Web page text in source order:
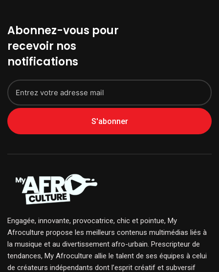
Abonnez-vous pour
recevoir nos
notifications
S'abonner
Engagée, innovante, provocatrice, chic et pointue, My
Afroculture propose les meilleurs contenus multimédias liés à
la musique et au divertissement afro-urbain. Prescripteur de
tendances, My Afroculture allie le talent de ses équipes à celui
de créateurs indépendants dont l’esprit créatif et subversif